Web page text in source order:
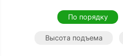
По порядку
Высота подъема